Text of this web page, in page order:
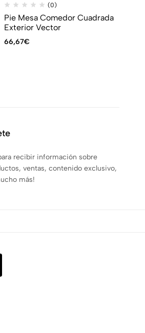
(0)
Pie Mesa Comedor Cuadrada
Exterior Vector
66,67€
recibir información sobre
ventas, contenido exclusivo,
más!